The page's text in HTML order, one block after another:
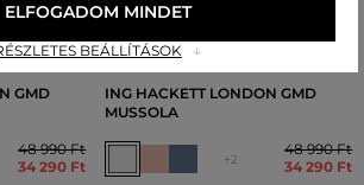
GMD
48 990 Ft
34 290 Ft
ING HACKETT LONDON GMD
MUSSOLA
+2
48 990 Ft
34 290 Ft
BEÁLLÍTÁSOK
ELFOGADOM MINDET